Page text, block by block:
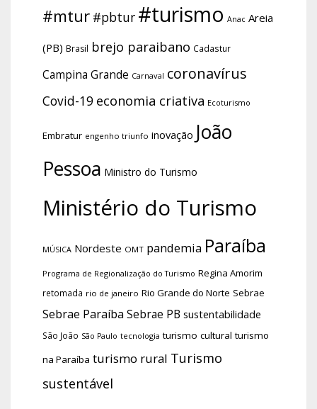
#mtur #pbtur #turismo Anac Areia
(PB) Brasil brejo paraibano Cadastur
Campina Grande Carnaval coronavírus
Covid-19 economia criativa Ecoturismo
Embratur engenho triunfo inovação João
Pessoa Ministro do Turismo
Ministério do Turismo
MÚSICA Nordeste OMT pandemia Paraíba
Programa de Regionalização do Turismo Regina Amorim
retomada rio de janeiro Rio Grande do Norte Sebrae
Sebrae Paraíba Sebrae PB sustentabilidade
São João São Paulo tecnologia turismo cultural turismo
na Paraíba turismo rural Turismo
sustentável